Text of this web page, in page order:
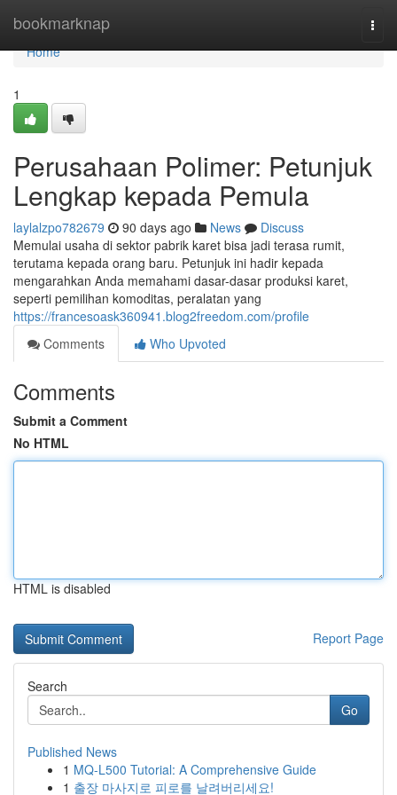
bookmarknap
Home
Home
1
Perusahaan Polimer: Petunjuk
Lengkap kepada Pemula
laylalzpo782679 90 days ago News
Discuss
Memulai usaha di sektor pabrik karet bisa jadi terasa rumit,
terutama kepada orang baru. Petunjuk ini hadir kepada
mengarahkan Anda memahami dasar-dasar produksi karet,
seperti pemilihan komoditas, peralatan yang
https://francesoask360941.blog2freedom.com/profile
Comments
Who Upvoted
Comments
Submit a Comment
No HTML
HTML is disabled
Report Page
Search
Go
Published News
1 MQ-L500 Tutorial: A Comprehensive Guide
1 출장 마사지로 피로를 날려버리세요!